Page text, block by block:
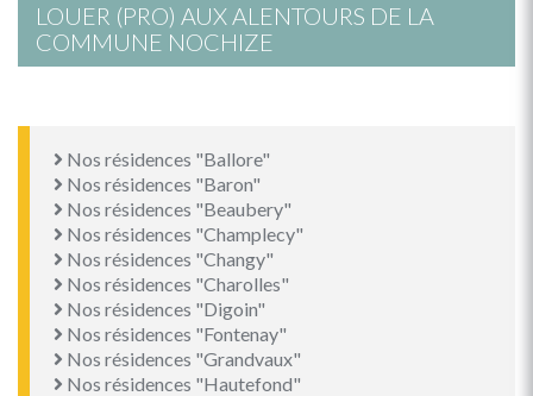
LOUER (PRO) AUX ALENTOURS DE LA
COMMUNE NOCHIZE
Nos résidences "Ballore"
Nos résidences "Baron"
Nos résidences "Beaubery"
Nos résidences "Champlecy"
Nos résidences "Changy"
Nos résidences "Charolles"
Nos résidences "Digoin"
Nos résidences "Fontenay"
Nos résidences "Grandvaux"
Nos résidences "Hautefond"